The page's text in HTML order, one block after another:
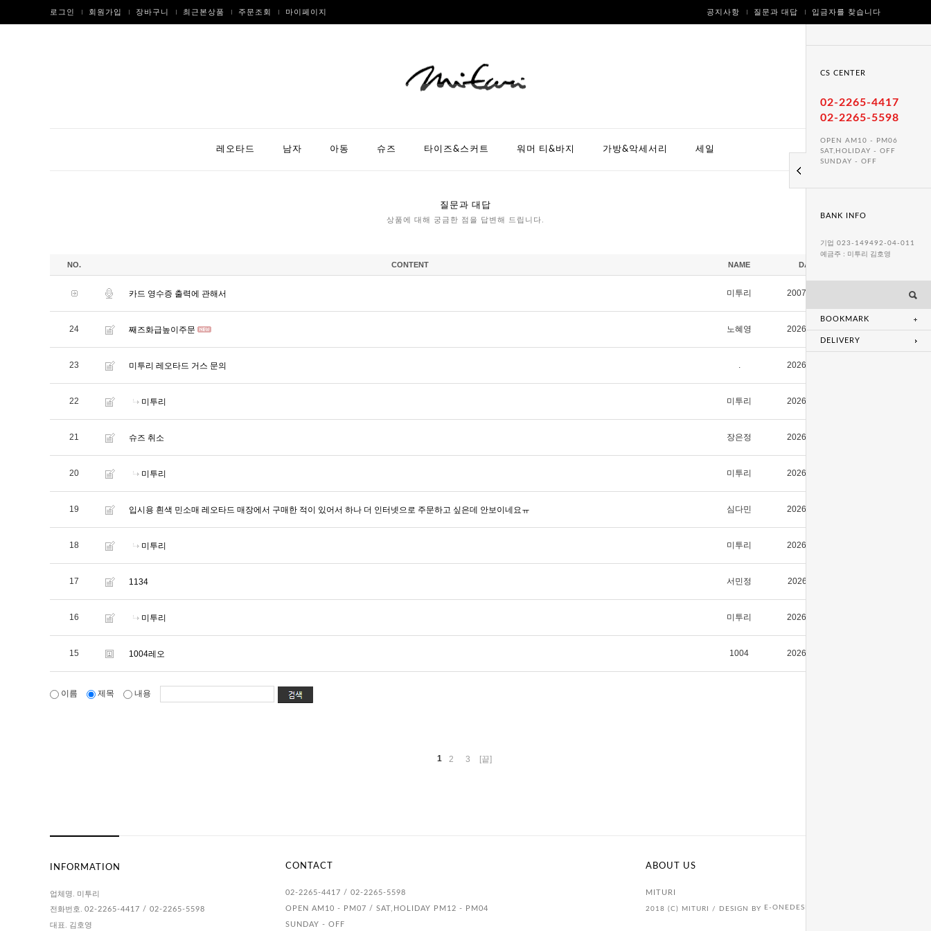
로그인 회원가입 장바구니 최근본상품 주문조회 마이페이지 공지사항 질문과 대답 입금자를 찾습니다
레오타드 남자 아동 슈즈 타이즈&스커트 워머 티&바지 가방&악세서리 세일
CS CENTER
02-2265-4417
02-2265-5598
OPEN AM10 - PM06
SAT,HOLIDAY - OFF
SUNDAY - OFF
BANK INFO
기업 023-149492-04-011
예금주 : 미투리 김호영
BOOKMARK
DELIVERY
질문과 대답
상품에 대해 궁금한 점을 답변해 드립니다.
NO. CONTENT NAME DATE
카드 영수증 출력에 관해서 미투리 2007/04/04
24 째즈화급높이주문 노혜영 2026/08/07 0
23 미투리 레오타드 거스 문의 . 2026/08/05
22 미투리 미투리 2026/08/06
21 슈즈 취소 장은정 2026/07/26
20 미투리 미투리 2026/07/27
19 입시용 흰색 민소매 레오타드 매장에서 구매한 적이 있어서 하나 더 인터넷으로 주문하고 싶은데 안보이네요ㅠ 심다민 2026/07/13
18 미투리 미투리 2026/07/13
17 1134 서민정 2026/07/11
16 미투리 미투리 2026/07/13
15 1004레오 1004 2026/07/08
이름 제목 내용
1 2 3 [끝]
INFORMATION
업체명. 미투리
전화번호. 02-2265-4417 / 02-2265-5598
대표. 김호영
CONTACT
02-2265-4417 / 02-2265-5598
OPEN AM10 - PM07 / SAT,HOLIDAY PM12 - PM04
SUNDAY - OFF
ABOUT US
MITURI
2018 (C) MITURI / DESIGN BY E-ONEDESIGN.COM